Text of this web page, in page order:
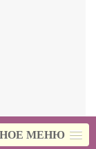
МЕНЮ